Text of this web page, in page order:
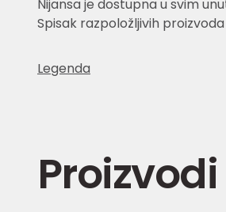
Nijansa je dostupna u svim
Spisak razpoložljivih
Legenda
Proizvodi